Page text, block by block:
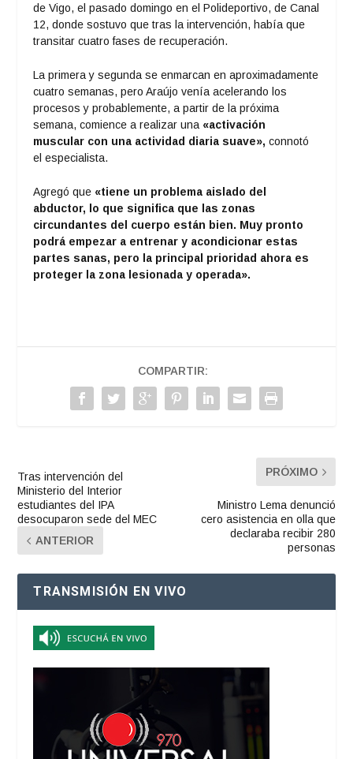
de Vigo, el pasado domingo en el Polideportivo, de Canal
12, donde sostuvo que tras la intervención, había que
transitar cuatro fases de recuperación.
La primera y segunda se enmarcan en aproximadamente
cuatro semanas, pero Araújo venía acelerando los
procesos y probablemente, a partir de la próxima
semana, comience a realizar una «activación
muscular con una actividad diaria suave», connotó
el especialista.
Agregó que «tiene un problema aislado del
abductor, lo que significa que las zonas
circundantes del cuerpo están bien. Muy pronto
podrá empezar a entrenar y acondicionar estas
partes sanas, pero la principal prioridad ahora es
proteger la zona lesionada y operada».
COMPARTIR:
Tras intervención del
Ministerio del Interior
estudiantes del IPA
desocuparon sede del MEC
ANTERIOR
PRÓXIMO
Ministro Lema denunció
cero asistencia en olla que
declaraba recibir 280
personas
TRANSMISIÓN EN VIVO